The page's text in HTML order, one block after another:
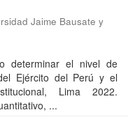
Jaime Bausate y
determinar el nivel de
Ejército del Perú y el
Lima 2022.
...